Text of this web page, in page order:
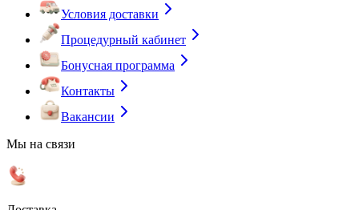
Условия доставки
Процедурный кабинет
Бонусная программа
Контакты
Вакансии
Мы на связи